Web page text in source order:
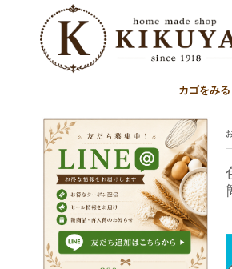
カゴをみる